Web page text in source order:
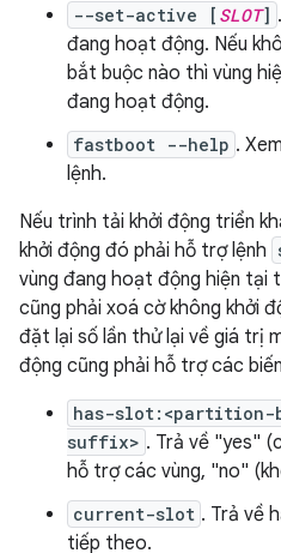
--set-active [ SLOT]
đang hoạt động. Nếu
bắt buộc nào thì vùng
đang hoạt động.
fastboot --help .
lệnh.
Nếu trình tải khởi động triển
khởi động đó phải hỗ trợ lệnh
vùng đang hoạt động hiện tại
cũng phải xoá cờ không khởi
đặt lại số lần thử lại về giá trị
động cũng phải hỗ trợ các
has-slot:<partition-
suffix> . Trả về "yes"
hỗ trợ các vùng, "no"
current-slot . Trả về
tiếp theo.